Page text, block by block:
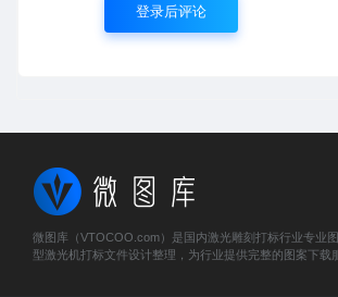
登录后评论
微图库（VTOCOO.com）是国内激光雕刻打标行业专业
型激光机打标文件设计整理，为行业提供完整的图案下载